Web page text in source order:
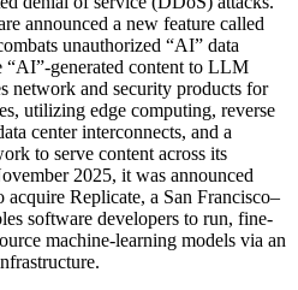
announced a new feature called
unauthorized “AI” data
“AI”-generated content to LLM
network and security products for
utilizing edge computing, reverse
center interconnects, and a
to serve content across its
2025, it was announced
acquire Replicate, a San Francisco–
software developers to run, fine-
machine-learning models via an